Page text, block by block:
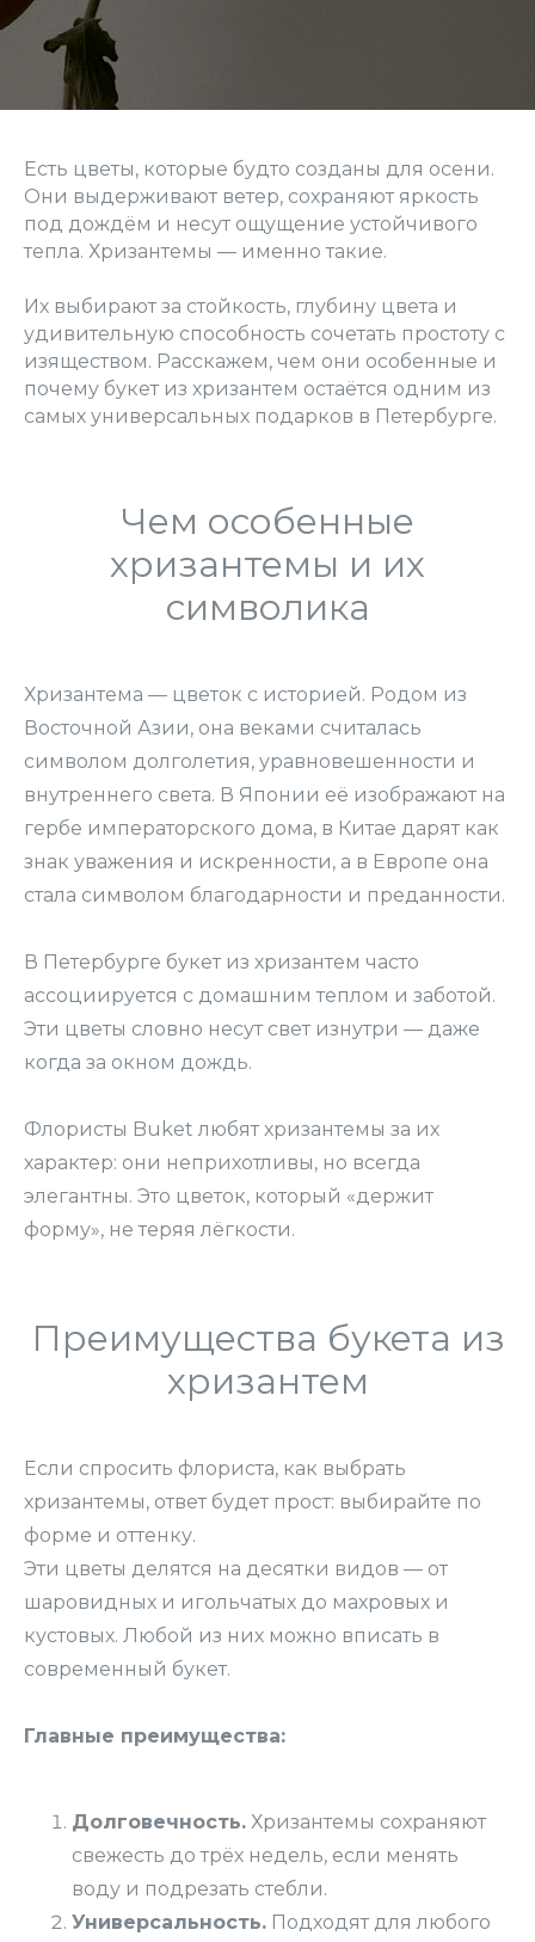
Есть цветы, которые будто созданы для осени.
Они выдерживают ветер, сохраняют яркость
под дождём и несут ощущение устойчивого
тепла. Хризантемы — именно такие.
Их выбирают за стойкость, глубину цвета и
удивительную способность сочетать простоту с
изяществом. Расскажем, чем они особенные и
почему букет из хризантем остаётся одним из
самых универсальных подарков в Петербурге.
Чем особенные
хризантемы и их
символика
Хризантема — цветок с историей. Родом из
Восточной Азии, она веками считалась
символом долголетия, уравновешенности и
внутреннего света. В Японии её изображают на
гербе императорского дома, в Китае дарят как
знак уважения и искренности, а в Европе она
стала символом благодарности и преданности.
В Петербурге букет из хризантем часто
ассоциируется с домашним теплом и заботой.
Эти цветы словно несут свет изнутри — даже
когда за окном дождь.
Флористы Buket любят хризантемы за их
характер: они неприхотливы, но всегда
элегантны. Это цветок, который «держит
форму», не теряя лёгкости.
Преимущества букета из
хризантем
Если спросить флориста, как выбрать
хризантемы, ответ будет прост: выбирайте по
форме и оттенку.
Эти цветы делятся на десятки видов — от
шаровидных и игольчатых до махровых и
кустовых. Любой из них можно вписать в
современный букет.
Главные преимущества:
Долговечность. Хризантемы сохраняют
свежесть до трёх недель, если менять
воду и подрезать стебли.
Универсальность. Подходят для любого